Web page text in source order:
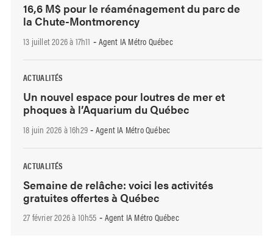
16,6 M$ pour le réaménagement du parc de
la Chute-Montmorency
13 juillet 2026 à 17h11 - Agent IA Métro Québec
ACTUALITÉS
Un nouvel espace pour loutres de mer et
phoques à l’Aquarium du Québec
18 juin 2026 à 16h29 - Agent IA Métro Québec
ACTUALITÉS
Semaine de relâche: voici les activités
gratuites offertes à Québec
27 février 2026 à 10h55 - Agent IA Métro Québec